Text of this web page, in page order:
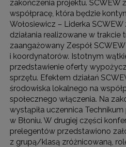
zakończenia projektu. SCWEW
współpracę, która będzie
Wołosiewicz – Liderka
działania realizowane w trakcie
zaangażowany Zespół
i koordynatorów. Istotnym
przedstawienie oferty
sprzętu. Efektem działań
środowiska lokalnego na
społecznego włączenia. Na
wystąpiła uczennica
w Błoniu. W drugiej części
prelegentów przedstawiono
z grupą/klasą zróżnicowaną,